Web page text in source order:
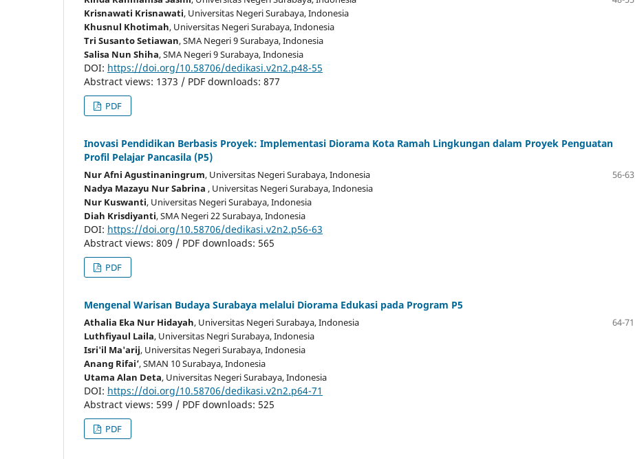
Krisnawati Krisnawati, Universitas Negeri Surabaya, Indonesia
Khusnul Khotimah, Universitas Negeri Surabaya, Indonesia
Tri Susanto Setiawan, SMA Negeri 9 Surabaya, Indonesia
Salisa Nun Shiha, SMA Negeri 9 Surabaya, Indonesia
DOI: https://doi.org/10.58706/dedikasi.v2n2.p48-55
Abstract views: 1373 / PDF downloads: 877
PDF
Inovasi Pendidikan Berbasis Proyek: Implementasi Diorama Kota Ramah Lingkungan dalam Proyek Penguatan
Profil Pelajar Pancasila (P5)
Nur Afni Agustinaningrum, Universitas Negeri Surabaya, Indonesia
Nadya Mazayu Nur Sabrina , Universitas Negeri Surabaya, Indonesia
Nur Kuswanti, Universitas Negeri Surabaya, Indonesia
Diah Krisdiyanti, SMA Negeri 22 Surabaya, Indonesia
56-63
DOI: https://doi.org/10.58706/dedikasi.v2n2.p56-63
Abstract views: 809 / PDF downloads: 565
PDF
Mengenal Warisan Budaya Surabaya melalui Diorama Edukasi pada Program P5
Athalia Eka Nur Hidayah, Universitas Negeri Surabaya, Indonesia
Luthfiyaul Laila, Universitas Negri Surabaya, Indonesia
Isri'il Ma'arij, Universitas Negeri Surabaya, Indonesia
Anang Rifai’, SMAN 10 Surabaya, Indonesia
Utama Alan Deta, Universitas Negeri Surabaya, Indonesia
64-71
DOI: https://doi.org/10.58706/dedikasi.v2n2.p64-71
Abstract views: 599 / PDF downloads: 525
PDF